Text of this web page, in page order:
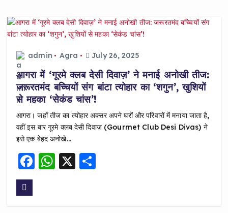
admin Agra July 26, 2025
आगरा में ‘गूरमे क्लब देसी दिवाज़’ ने मनाई अनोखी तीज:
जरूरतमंद बच्चियों संग बांटा त्योहार का ‘शगुन’, खुशियों
से महका ‘सेकंड चांस’!
आगरा। जहाँ तीज का त्योहार अक्सर अपने घरों और परिवारों में मनाया जाता है,
वहीं इस बार गूरमे क्लब देसी दिवाज़ (Gourmet Club Desi Divas) ने
इसे एक बेहद अनोखे…
F WX S